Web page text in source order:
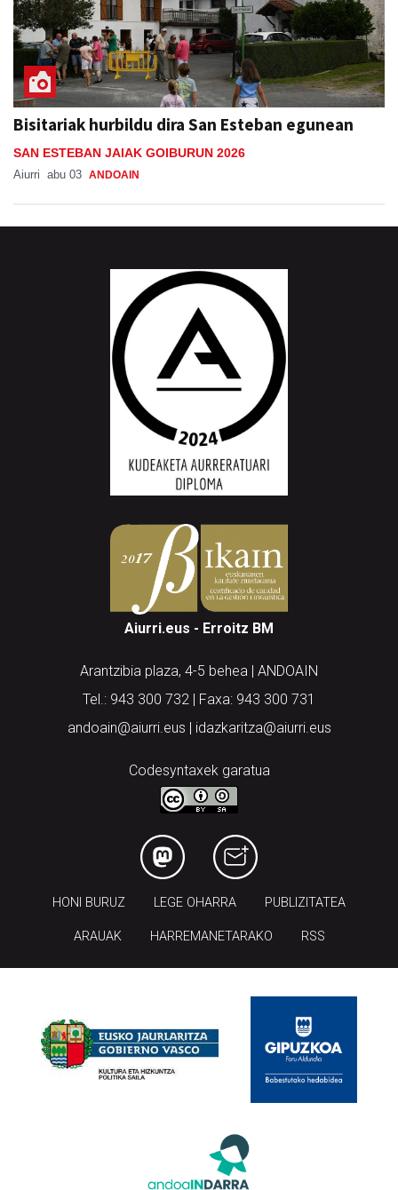
Bisitariak hurbildu dira San Esteban egunean
SAN ESTEBAN JAIAK GOIBURUN 2026
Aiurri abu 03 ANDOAIN
Aiurri.eus - Erroitz BM
Arantzibia plaza, 4-5 behea | ANDOAIN
Tel.: 943 300 732 | Faxa: 943 300 731
andoain@aiurri.eus | idazkaritza@aiurri.eus
Codesyntaxek garatua
HONI BURUZ LEGE OHARRA PUBLIZITATEA
ARAUAK HARREMANETARAKO RSS